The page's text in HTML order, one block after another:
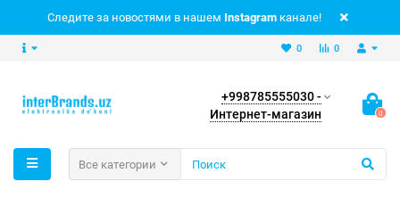
Следите за новостями в нашем Instagram канале!
0
0
+998785555030 -
Интернет-магазин
0
Все категории